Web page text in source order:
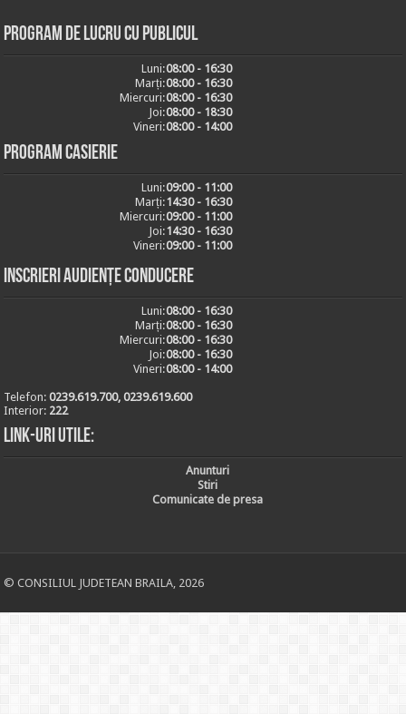
Program de lucru cu publicul
Luni:08:00 - 16:30
Marți:08:00 - 16:30
Miercuri:08:00 - 16:30
Joi:08:00 - 18:30
Vineri:08:00 - 14:00
Program casierie
Luni:09:00 - 11:00
Marți:14:30 - 16:30
Miercuri:09:00 - 11:00
Joi:14:30 - 16:30
Vineri:09:00 - 11:00
Inscrieri audiențe conducere
Luni:08:00 - 16:30
Marți:08:00 - 16:30
Miercuri:08:00 - 16:30
Joi:08:00 - 16:30
Vineri:08:00 - 14:00
Telefon:0239.619.700, 0239.619.600
Interior: 222
Link-uri utile:
Anunturi
Stiri
Comunicate de presa
© CONSILIUL JUDETEAN BRAILA, 2026